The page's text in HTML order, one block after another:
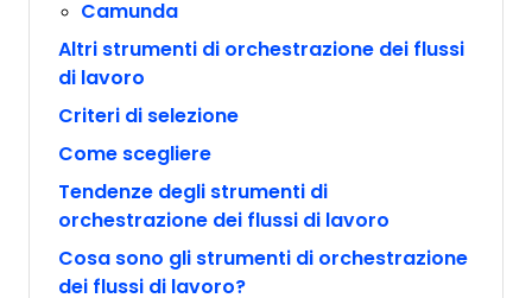
Camunda
Altri strumenti di orchestrazione dei flussi
di lavoro
Criteri di selezione
Come scegliere
Tendenze degli strumenti di
orchestrazione dei flussi di lavoro
Cosa sono gli strumenti di orchestrazione
dei flussi di lavoro?